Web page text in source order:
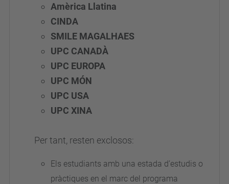
Amèrica Llatina
CINDA
SMILE MAGALHAES
UPC CANADÀ
UPC EUROPA
UPC MÓN
UPC USA
UPC XINA
Per tant, resten exclosos:
Els estudiants amb una estada d’estudis o
pràctiques en el marc del programa